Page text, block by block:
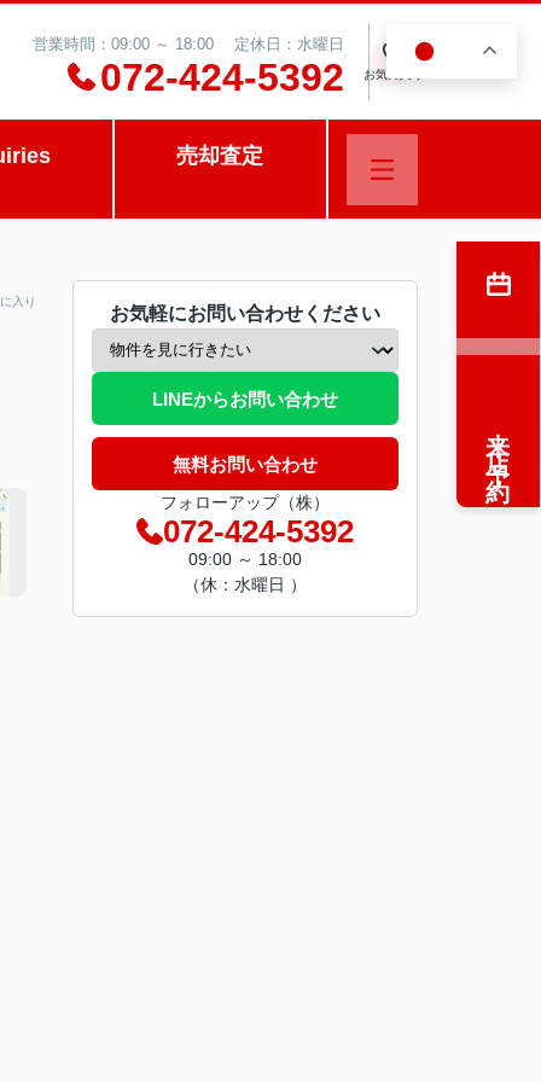
営業時間：09:00 ～ 18:00 定休日：水曜日
072-424-5392 お気に入り
売却査定
入り
お気軽にお問い合わせください
LINEからお問い合わせ
無料お問い合わせ
フォローアップ（株）
072-424-5392
09:00 ～ 18:00
（休：水曜日 ）
来店予約